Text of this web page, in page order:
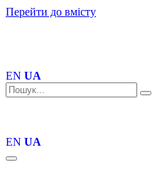
Перейти до вмісту
EN UA
EN UA